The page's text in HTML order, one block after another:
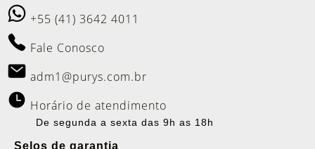
+55 (41) 3642 4011
Fale Conosco
adm1@purys.com.br
Horário de atendimento
De segunda a sexta das 9h as 18h
Selos de garantia